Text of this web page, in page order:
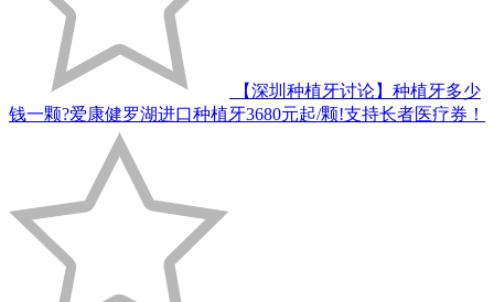
【深圳种植牙讨论】种植牙多少
钱一颗?爱康健罗湖进口种植牙3680元起/颗!支持长者医疗券！